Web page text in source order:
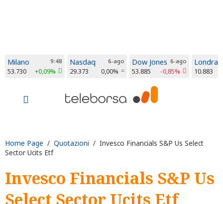
Milano 9:48
53.730 +0,09%
Nasdaq 6-ago
29.373 0,00%
Dow Jones 6-ago
53.885 -0,85%
Londra
10.883
Home Page / Quotazioni / Invesco Financials S&P Us Select
Sector Ucits Etf
Invesco Financials S&P Us
Select Sector Ucits Etf